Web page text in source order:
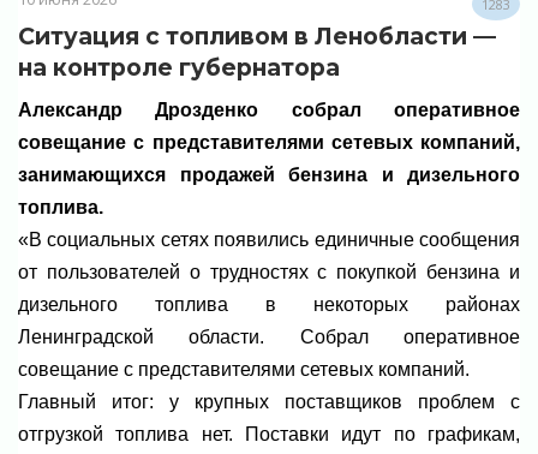
1283
Ситуация с топливом в Ленобласти —
на контроле губернатора
Александр Дрозденко собрал оперативное
совещание с представителями сетевых компаний,
занимающихся продажей бензина и дизельного
топлива.
«В социальных сетях появились единичные сообщения
от пользователей о трудностях с покупкой бензина и
дизельного топлива в некоторых районах
Ленинградской области. Собрал оперативное
совещание с представителями сетевых компаний.
Главный итог: у крупных поставщиков проблем с
отгрузкой топлива нет. Поставки идут по графикам,